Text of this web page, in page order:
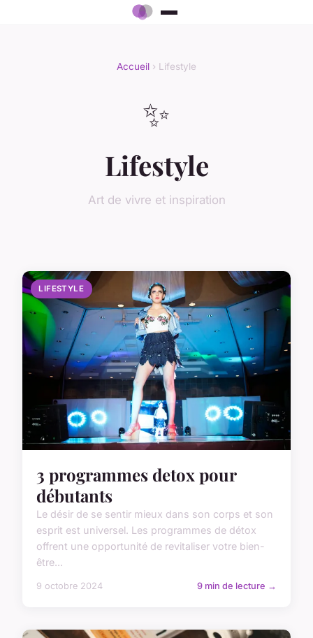
Accueil › Lifestyle
✨
Lifestyle
Art de vivre et inspiration
LIFESTYLE
3 programmes detox pour
débutants
Le désir de se sentir mieux dans son corps et son
esprit est universel. Les programmes de détox
offrent une opportunité de revitaliser votre bien-
être...
9 octobre 2024 9 min de lecture →